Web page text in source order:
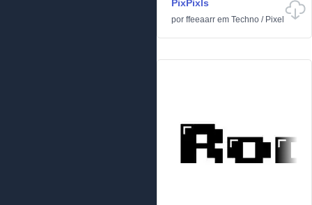
PixPixls
por ffeeaarr em Techno / Pixel